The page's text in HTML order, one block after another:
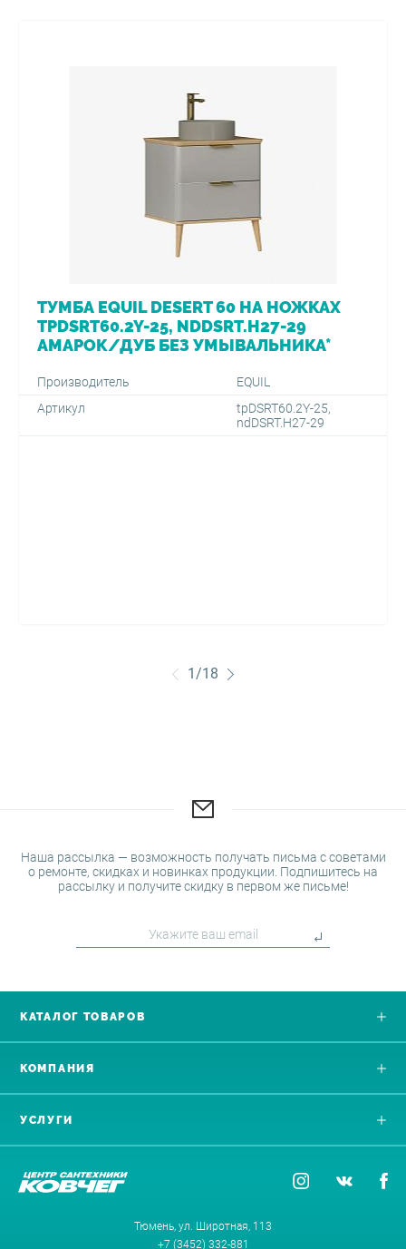
ТУМБА EQUIL DESERT 60 НА НОЖКАХ
TPDSRT60.2Y-25, NDDSRT.H27-29
АМАРОК/ДУБ БЕЗ УМЫВАЛЬНИКА*
Производитель
EQUIL
Артикул
tpDSRT60.2Y-25,
ndDSRT.H27-29
1/18
Наша рассылка — возможность получать письма с советами
о ремонте, скидках и новинках продукции. Подпишитесь на
рассылку и получите скидку в первом же письме!
Тюмень, ул. Широтная, 113
+7 (3452) 332-881
КАТАЛОГ ТОВАРОВ
УСЛУГИ
КОМПАНИЯ